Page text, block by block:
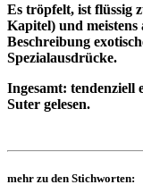
Es tröpfelt, ist flüssig
Kapitel) und meistens
Beschreibung
Spezialausdrücke.
Ingesamt: tendenziell
Suter gelesen.
mehr zu den Stichworten: